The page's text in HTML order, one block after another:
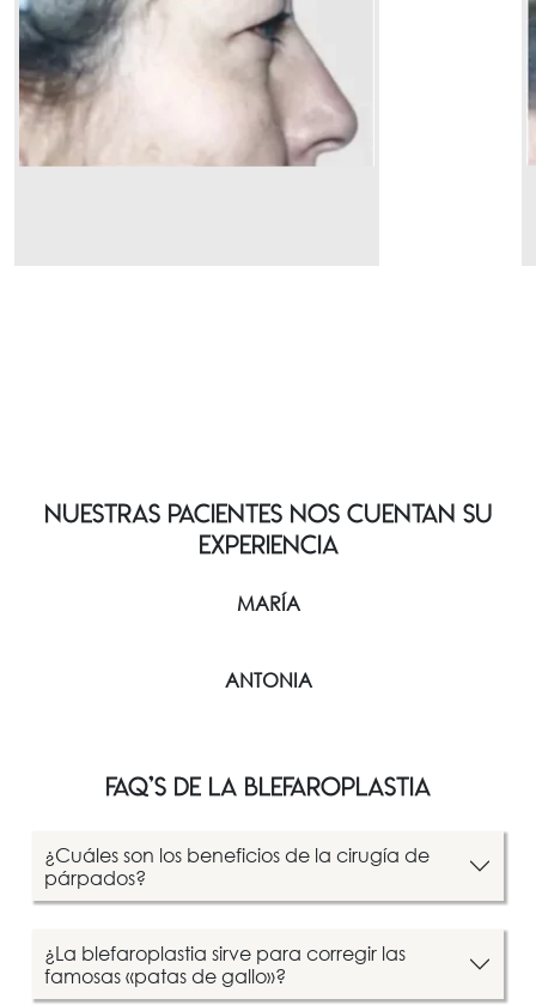
NUESTRAS PACIENTES NOS CUENTAN SU
EXPERIENCIA
MARÍA
ANTONIA
FAQ’S de la blefaroplastia
¿Cuáles son los beneficios de la cirugía de
párpados?
¿La blefaroplastia sirve para corregir las
famosas «patas de gallo»?